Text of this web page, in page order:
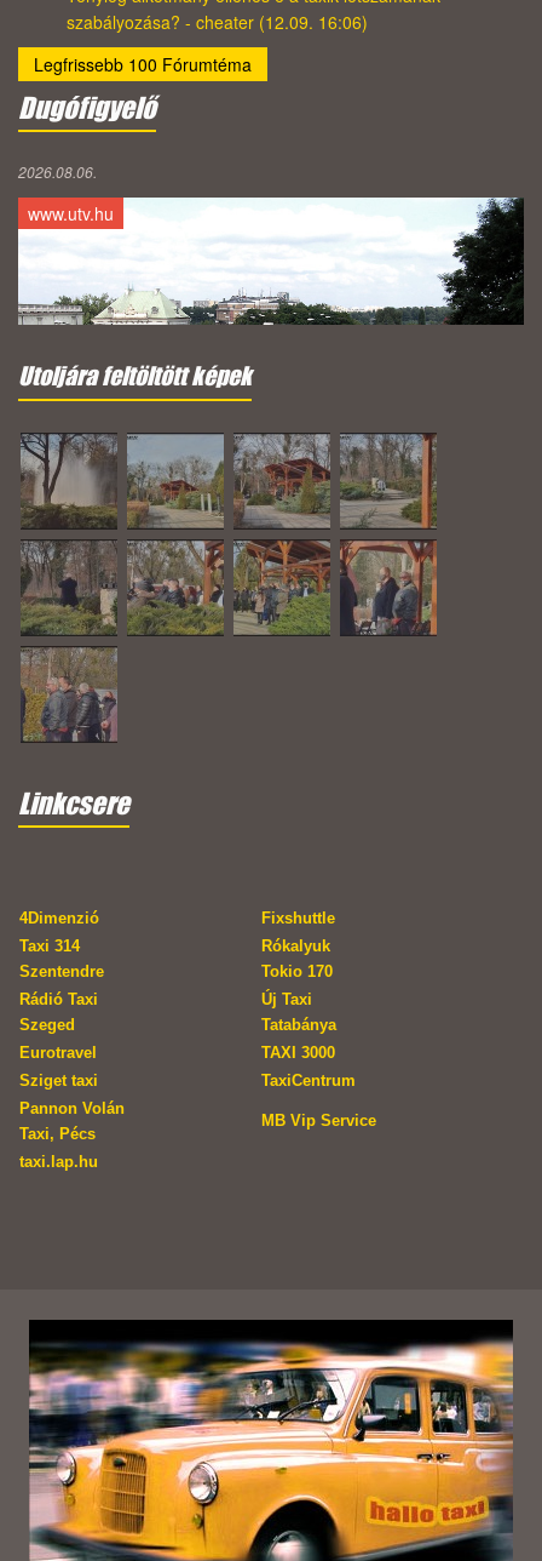
szabályozása? - cheater (12.09. 16:06)
Legfrissebb 100 Fórumtéma
Dugófigyelő
2026.08.06.
www.utv.hu
Utoljára feltöltött képek
Linkcsere
4Dimenzió
Fixshuttle
Taxi 314
Szentendre
Rókalyuk
Tokio 170
Rádió Taxi
Szeged
Új Taxi
Tatabánya
Eurotravel
TAXI 3000
Sziget taxi
TaxiCentrum
Pannon Volán
Taxi, Pécs
MB Vip Service
taxi.lap.hu